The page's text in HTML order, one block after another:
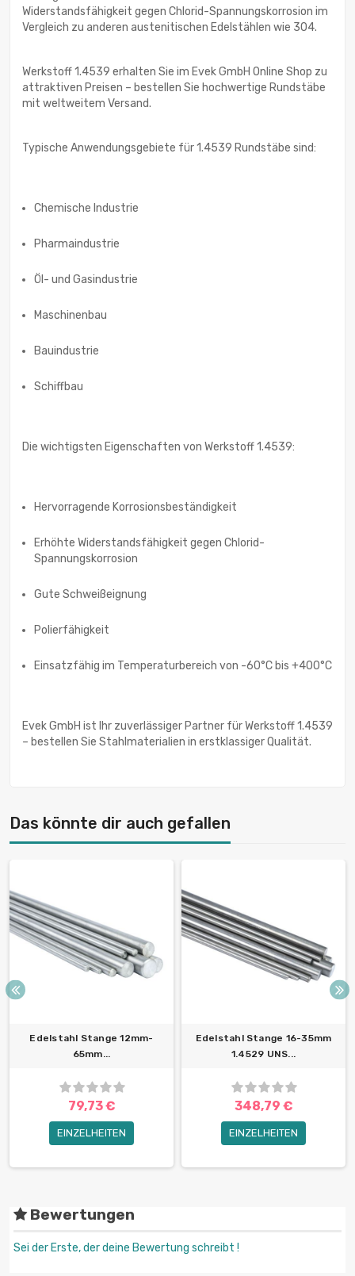
Widerstandsfähigkeit gegen Chlorid-Spannungskorrosion im
Vergleich zu anderen austenitischen Edelstählen wie 304.
Werkstoff 1.4539 erhalten Sie im Evek GmbH Online Shop zu
attraktiven Preisen – bestellen Sie hochwertige Rundstäbe
mit weltweitem Versand.
Typische Anwendungsgebiete für 1.4539 Rundstäbe sind:
Chemische Industrie
Pharmaindustrie
Öl- und Gasindustrie
Maschinenbau
Bauindustrie
Schiffbau
Die wichtigsten Eigenschaften von Werkstoff 1.4539:
Hervorragende Korrosionsbeständigkeit
Erhöhte Widerstandsfähigkeit gegen Chlorid-
Spannungskorrosion
Gute Schweißeignung
Polierfähigkeit
Einsatzfähig im Temperaturbereich von -60°C bis +400°C
Evek GmbH ist Ihr zuverlässiger Partner für Werkstoff 1.4539
– bestellen Sie Stahlmaterialien in erstklassiger Qualität.
Das könnte dir auch gefallen
Edelstahl Stange 12mm-
65mm...
79,73 €
EINZELHEITEN
Edelstahl Stange 16-35mm
1.4529 UNS...
348,79 €
EINZELHEITEN
Bewertungen
Sei der Erste, der deine Bewertung schreibt !